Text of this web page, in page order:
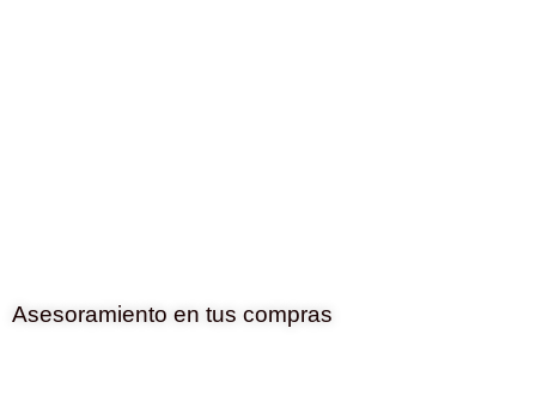
Asesoramiento en tus compras